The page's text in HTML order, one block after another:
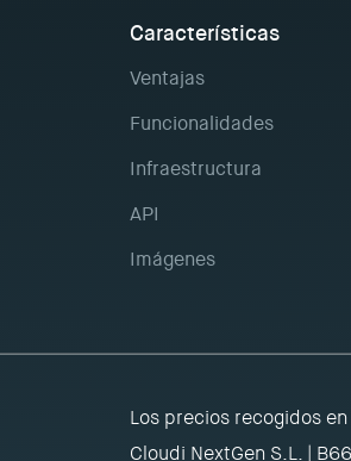
Características
Ventajas
Funcionalidades
Infraestructura
API
Imágenes
Los precios recogidos
Cloudi NextGen S.L. |